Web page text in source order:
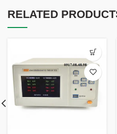
RELATED